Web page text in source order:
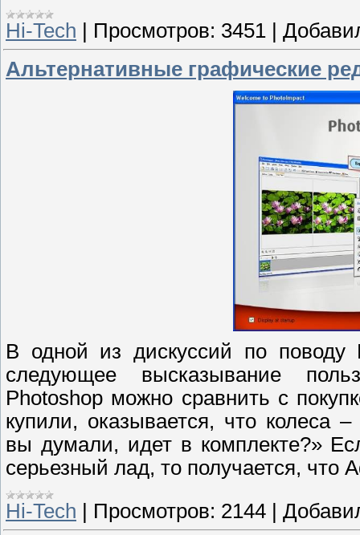
Hi-Tech
Просмотров: 3451
Альтернативные графические
В одной из дискуссий по поводу
следующее высказывание
Photoshop можно сравнить с
купили, оказывается, что колеса
вы думали, идет в комплекте?»
серьезный лад, то получается, что
Hi-Tech | Просмотров: 2144 |